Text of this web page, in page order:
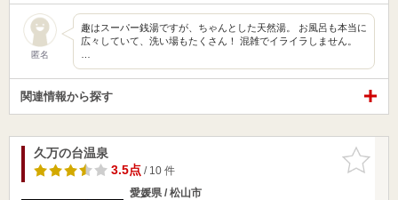
匿名
趣はスーパー銭湯ですが、ちゃんとした天然湯。 お風呂も本当に
広々していて、洗い場もたくさん！ 混雑でイライラしません。
関連情報から探す
お気に入
りに追加
久万の台温泉
3.5点/ 10 件
愛媛県 / 松山市